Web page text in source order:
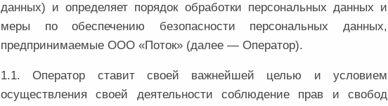
данных) и определяет порядок обработки персональных данных и
меры по обеспечению безопасности персональных данных,
предпринимаемые ООО «Поток» (далее — Оператор).
1.1. Оператор ставит своей важнейшей целью и условием
осуществления своей деятельности соблюдение прав и свобод